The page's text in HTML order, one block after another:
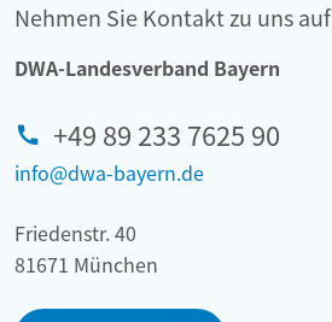
Nehmen Sie Kontakt zu uns auf
DWA-Landesverband Bayern
+49 89 233 7625 90
info@dwa-bayern.de
Friedenstr. 40
81671 München